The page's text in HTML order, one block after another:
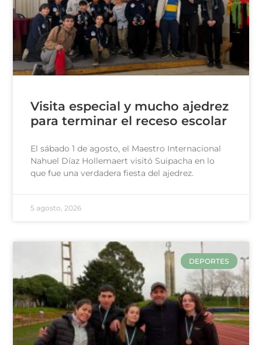
Visita especial y mucho ajedrez
para terminar el receso escolar
El sábado 1 de agosto, el Maestro Internacional
Nahuel Díaz Hollemaert visitó Suipacha en lo
que fue una verdadera fiesta del ajedrez.
5 agosto, 2026
DEPORTES